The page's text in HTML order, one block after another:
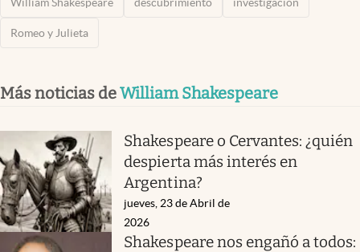
Romeo y Julieta
Más noticias deWilliam Shakespeare
Shakespeare o Cervantes: ¿quién
despierta más interés en
Argentina?
jueves, 23 de Abril de
2026
Shakespeare nos engañó a todos: